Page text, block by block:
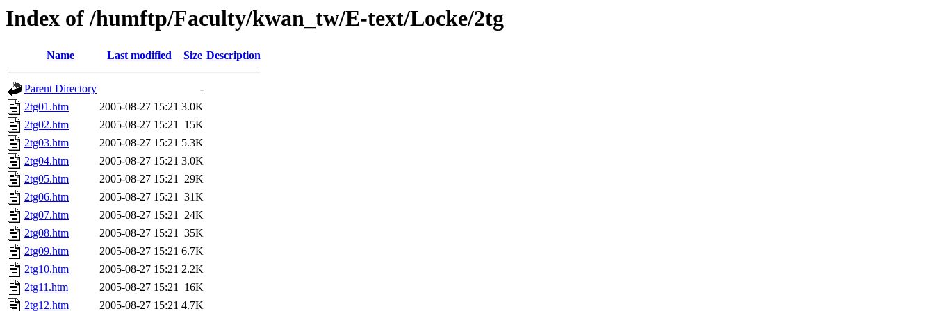
Index of /humftp/Faculty/kwan_tw/E-text/Locke/2tg
Name Last modified Size Description
Parent Directory
-
2tg01.htm
2005-08-27 15:21 3.0K
2tg02.htm
2005-08-27 15:21 15K
2tg03.htm
2005-08-27 15:21 5.3K
2tg04.htm
2005-08-27 15:21 3.0K
2tg05.htm
2005-08-27 15:21 29K
2tg06.htm
2005-08-27 15:21 31K
2tg07.htm
2005-08-27 15:21 24K
2tg08.htm
2005-08-27 15:21 35K
2tg09.htm
2005-08-27 15:21 6.7K
2tg10.htm
2005-08-27 15:21 2.2K
2tg11.htm
2005-08-27 15:21 16K
2tg12.htm
2005-08-27 15:21 4.7K